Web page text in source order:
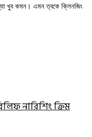
খুব কমন। এমন ত্বকে ক্লিনজিং
নারিশিং ক্রিম